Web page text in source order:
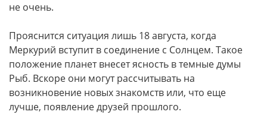
не очень.
Прояснится ситуация лишь 18 августа, когда
Меркурий вступит в соединение с Солнцем. Такое
положение планет внесет ясность в темные думы
Рыб. Вскоре они могут рассчитывать на
возникновение новых знакомств или, что еще
лучше, появление друзей прошлого.